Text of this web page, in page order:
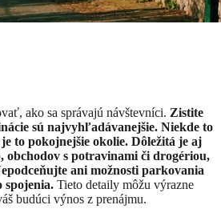
ako sa správajú návštevníci. Zistite
sú najvyhľadávanejšie. Niekde to
to pokojnejšie okolie. Dôležitá je aj
obchodov s potravinami či drogériou,
ani možnosti parkovania
spojenia. Tieto detaily môžu výrazne
budúci výnos z prenájmu.